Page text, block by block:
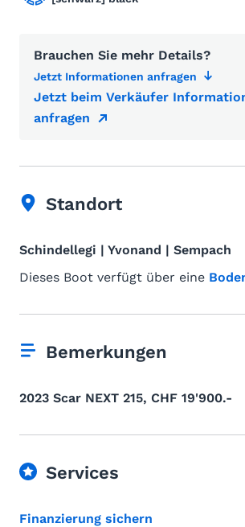
Brauchen Sie mehr Details?
Jetzt Informationen anfragen
Jetzt beim Verkäufer
anfragen
Standort
Schindellegi | Yvonand | Sempach
Dieses Boot verfügt über eine
Bemerkungen
2023 Scar NEXT 215, CHF 19'900.-
Services
Finanzierung sichern